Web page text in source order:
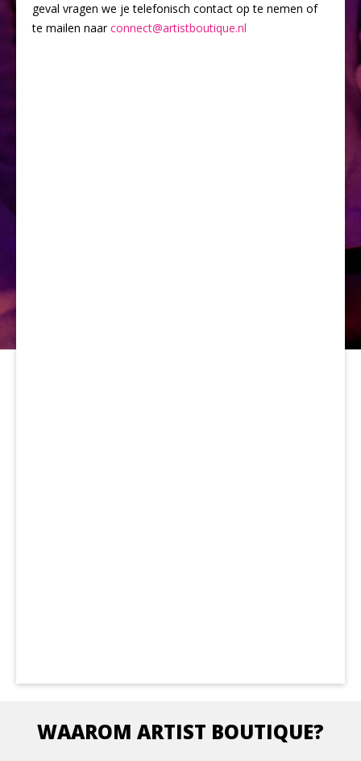
geval vragen we je telefonisch contact op te nemen of
te mailen naarconnect@artistboutique.nl
WAAROM ARTIST BOUTIQUE?